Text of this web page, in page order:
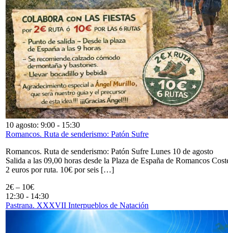
10 agosto: 9:00 - 15:30
Romancos. Ruta de senderismo: Patón Sufre
Romancos. Ruta de senderismo: Patón Sufre Lunes 10 de agosto
Salida a las 09,00 horas desde la Plaza de España de Romancos
2 euros por ruta. 10€ por seis […]
2€ – 10€
12:30 - 14:30
Pastrana. XXXVII Interpueblos de Natación